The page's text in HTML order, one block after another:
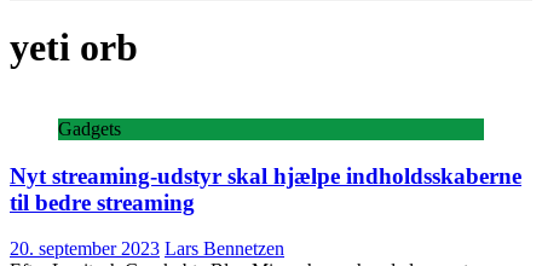
yeti orb
Gadgets
Nyt streaming-udstyr skal hjælpe indholdsskaberne
til bedre streaming
20. september 2023 Lars Bennetzen